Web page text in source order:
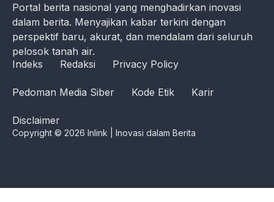
Portal berita nasional yang menghadirkan inovasi
dalam berita. Menyajikan kabar terkini dengan
perspektif baru, akurat, dan mendalam dari seluruh
pelosok tanah air.
Indeks
Redaksi Privacy Policy
Pedoman Media Siber Kode Etik Karir
Disclaimer
Copyright © 2026 Inlink | Inovasi dalam Berita